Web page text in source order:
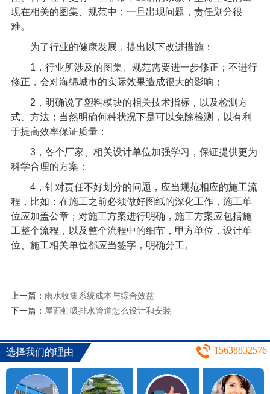
现在相关的图集、规范中；一旦出现问题，责任划分很
难。
为了行业的健康发展，提出以下改进措施：
1 ，行业所涉及的图集、规范需要进一步修正；不进行
修正，会对海绵城市的实际效果造成很大的影响；
2 ，明确说了塑料模块的相关技术指标，以及检测方
式、方法；当然明确何种状况下是可以免除检测，以有利
于提高效率保证质量；
3，各个厂家、相关设计单位加强学习，保证提供更为
科学合理的方案；
4，针对责任不好划分的问题，应当规范相应的施工流
程，比如：在施工之前必须做好图纸的深化工作，施工单
位应加盖公章；对施工方案进行明确，施工方案应包括施
工整个流程，以及整个流程中的细节，甲方单位，设计单
位、施工相关单位都应当签字，明确分工。
上一篇： 雨水收集系统成本与综合效益
下一篇： 屋面虹吸排水管道怎么设计和安装
选择我们的理由 15638832576